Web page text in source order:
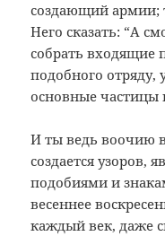
создающий
Него сказать: “А
собрать входящие
подобного отряду,
основные частицы
И ты ведь воочию
создается узоров,
подобиями и
весеннее
каждый век, даже